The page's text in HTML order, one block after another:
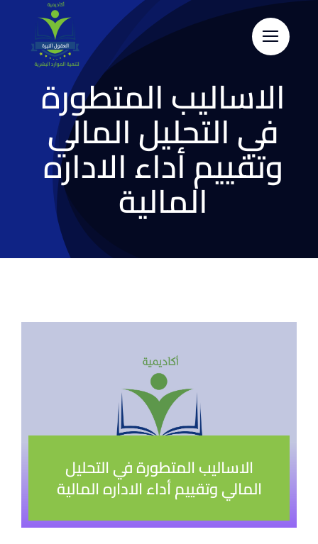
content
الاساليب المتطورة
في التحليل المالي
وتقييم أداء الاداره
المالية
الاساليب المتطورة في التحليل
المالي وتقييم أداء الاداره المالية